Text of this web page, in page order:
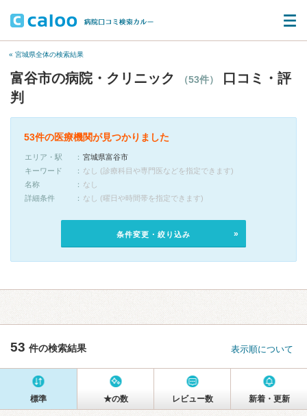
« 宮城県全体の検索結果
富谷市の病院・クリニック （53件）
口コミ・評
判
53件の医療機関が見つかりました
エリア・駅
宮城県富谷市
キーワード
なし (診療科目や専門医などを指定できます)
名称
なし
詳細条件
なし (曜日や時間帯を指定できます)
条件変更・絞り込み
53 件の検索結果 表示順について
標準 ★の数 レビュー数 新着・更新